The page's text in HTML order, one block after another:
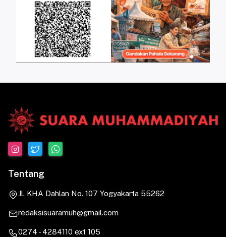
Tentang
Jl. KHA Dahlan No. 107 Yogyakarta 55262
redaksisuaramuh@gmail.com
0274 - 4284110 ext 105